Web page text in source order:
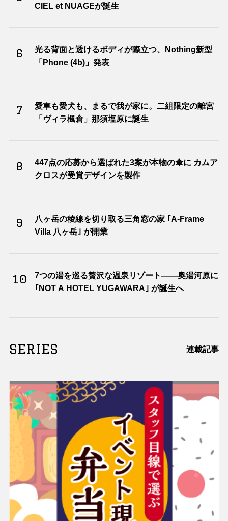
CIEL et NUAGEが誕生
6
光る背面と透けるボディが際立つ、Nothing新型
「Phone (4b)」発表
7
愛車も愛犬も、まるで我が家に。二組限定の離宮
「ヴィラ楓倉」那須塩原に誕生
8
447点の応募から選ばれた3案が本物の傘に カムア
クロスが受賞デザインを製作
9
八ヶ岳の稜線を切り取る三角窓の家 ｢A-Frame
Villa 八ヶ岳｣ が開業
10
7つの湯を巡る贅沢な温泉リゾート――奥湯河原に
｢NOT A HOTEL YUGAWARA｣ が誕生へ
SERIES 連載記事